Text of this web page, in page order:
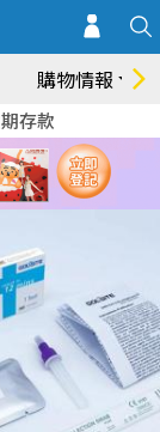
購物情報
存款